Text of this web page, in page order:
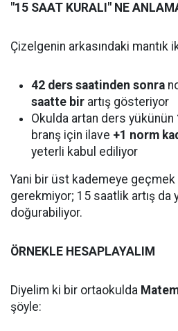
"15 SAAT KURALI" NE
Çizelgenin arkasındaki mantık
42 ders saatinden sonra
saatte bir artış gösteriyor
Okulda artan ders yükünün
branş için ilave +1 norm
yeterli kabul ediliyor
Yani bir üst kademeye
gerekmiyor; 15 saatlik artış da
doğurabiliyor.
ÖRNEKLE HESAPLAYALIM
Diyelim ki bir ortaokulda
şöyle: